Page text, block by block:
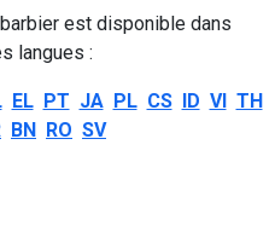
est disponible dans
langues :
EL PT JA PL CS ID VI TH
BN RO SV